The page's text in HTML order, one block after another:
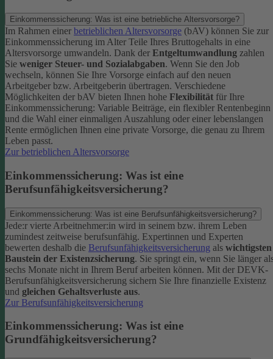
Einkommenssicherung: Was ist eine betriebliche Altersvorsorge?
Im Rahmen einer betrieblichen Altersvorsorge (bAV) können Sie zur
Einkommenssicherung im Alter Teile Ihres Bruttogehalts in eine
Altersvorsorge umwandeln. Dank der Entgeltumwandlung zahlen
Sie weniger Steuer- und Sozialabgaben. Wenn Sie den Job
wechseln, können Sie Ihre Vorsorge einfach auf den neuen
Arbeitgeber bzw. Arbeitgeberin übertragen. Verschiedene
Möglichkeiten der bAV bieten Ihnen hohe Flexibilität für Ihre
Einkommenssicherung: Variable Beiträge, ein flexibler Rentenbeginn
und die Wahl einer einmaligen Auszahlung oder einer lebenslangen
Rente ermöglichen Ihnen eine private Vorsorge, die genau zu Ihrem
Leben passt.
Zur betrieblichen Altersvorsorge
Einkommenssicherung: Was ist eine
Berufsunfähigkeitsversicherung?
Einkommenssicherung: Was ist eine Berufsunfähigkeitsversicherung?
Jede:r vierte Arbeitnehmer:in wird in seinem bzw. ihrem Leben
zumindest zeitweise berufsunfähig. Expertinnen und Experten
bewerten deshalb die Berufsunfähigkeitsversicherung als wichtigsten
Baustein der Existenzsicherung. Sie springt ein, wenn Sie länger
sechs Monate nicht in Ihrem Beruf arbeiten können. Mit der DEVK-
Berufsunfähigkeitsversicherung sichern Sie Ihre finanzielle Existenz
und gleichen Gehaltsverluste aus.
Zur Berufsunfähigkeitsversicherung
Einkommenssicherung: Was ist eine
Grundfähigkeitsversicherung?